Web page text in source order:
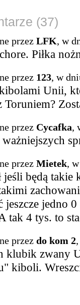
(37)
przez LFK, w
Piłka
przez 123, w
Unii,
Toruniem?
przez Cycafka,
przez Mietek,
jeśli będą
jeszcze jedno
tak 4 tys. to
przez do kom 2
klubik zwany
kiboli.